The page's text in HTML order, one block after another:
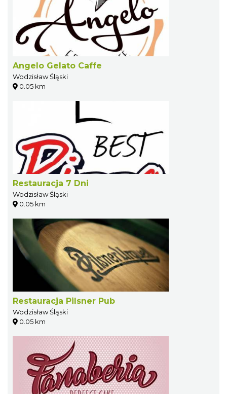
Angelo Gelato Caffe
Wodzisław Śląski
0.05 km
Restauracja 7 Dni
Wodzisław Śląski
0.05 km
Restauracja Pilsner Pub
Wodzisław Śląski
0.05 km